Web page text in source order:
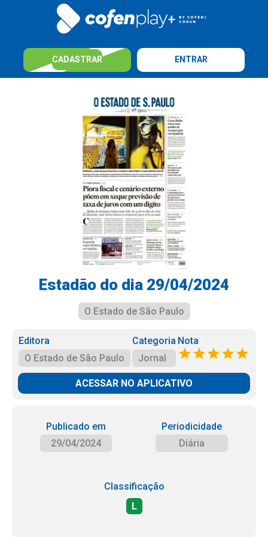
CADASTRAR ENTRAR
Estadão do dia 29/04/2024
O Estado de São Paulo
Editora
O Estado de São Paulo
Categoria
Jornal
Nota
ACESSAR NO APLICATIVO
Publicado em
29/04/2024
Periodicidade
Diária
Classificação
L